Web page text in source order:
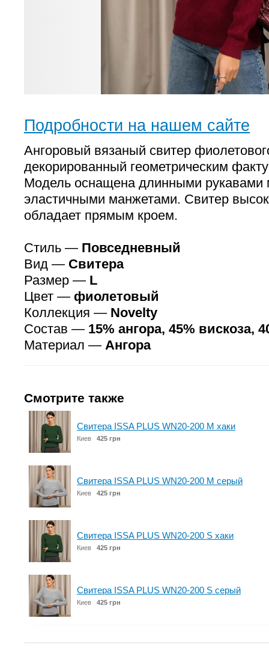
Подробности на нашем сайте
Ангоровый вязаный свитер
декорированный геометрическим
Модель оснащена длинными рукавами
эластичными манжетами. Свитер
обладает прямым кроем.
Стиль — Повседневный
Вид — Свитера
Размер — L
Цвет — фиолетовый
Коллекция — Novelty
Состав — 15% ангора, 45% вискоза,
Материал — Ангора
Смотрите также
Свитера ISSA PLUS WN20-200 M хаки
Киев 425 грн
Свитера ISSA PLUS WN20-200 M серый
Киев 425 грн
Свитера ISSA PLUS WN20-200 S хаки
Киев 425 грн
Свитера ISSA PLUS WN20-200 S серый
Киев 425 грн